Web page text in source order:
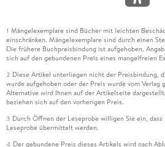
1 Mängelexemplare sind Bücher mit leichten
einschränken. Mängelexemplare sind durch einen
Die frühere Buchpreisbindung ist aufgehoben.
sich auf den gebundenen Preis eines mangelfreien
2 Diese Artikel unterliegen nicht der Preisbindung,
wurde aufgehoben oder der Preis wurde vom
Alternative wird Ihnen auf der Artikelseite
beziehen sich auf den vorherigen Preis.
3 Durch Öffnen der Leseprobe willigen Sie ein,
Leseprobe übermittelt werden.
4 Der gebundene Preis dieses Artikels wird nach